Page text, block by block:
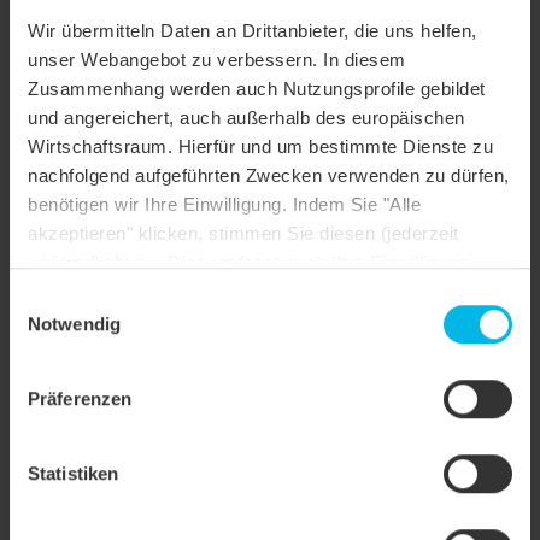
Wir übermitteln Daten an Drittanbieter, die uns helfen,
unser Webangebot zu verbessern. In diesem
Zusammenhang werden auch Nutzungsprofile gebildet
und angereichert, auch außerhalb des europäischen
Wirtschaftsraum. Hierfür und um bestimmte Dienste zu
nachfolgend aufgeführten Zwecken verwenden zu dürfen,
benötigen wir Ihre Einwilligung. Indem Sie "Alle
akzeptieren" klicken, stimmen Sie diesen (jederzeit
Einstellungen ändern oder die Datenverarbeitung
Notwendig
Präferenzen
Statistiken
creaton-terra-optima-flachschiebeziegel-ausschreibung.pdf
creaton-terra-optima-flachschiebeziegel-ausschreibung-13-
creaton-domino-glattschiebeziegel-ausschreibung.pdf
creaton-domino-glattschiebeziegel-ausschreibung-2016-
sia451.01s
creaton-mikado-glattschiebeziegel-ausschreibung.pdf
creaton-biberschwanzziegel-ausschreibung-1838-2016-
sia451.01s
creaton-ratio-muldenschiebeziegel-ausschreibung-2016-